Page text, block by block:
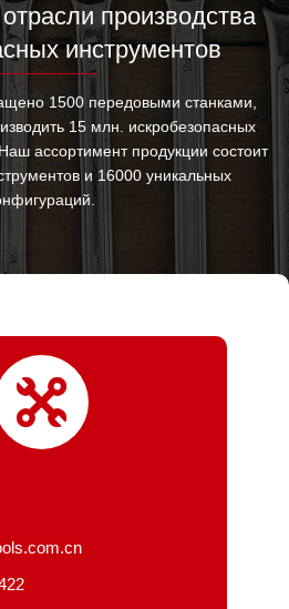
производства
инструментов
1500 передовыми станками,
15 млн. искробезопасных
ассортимент продукции состоит
и 16000 уникальных